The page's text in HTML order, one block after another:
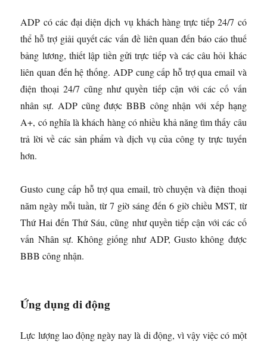
ADP có các đại diện dịch vụ khách hàng trực tiếp 24/7 có
thể hỗ trợ giải quyết các vấn đề liên quan đến báo cáo thuế
bảng lương, thiết lập tiền gửi trực tiếp và các câu hỏi khác
liên quan đến hệ thống. ADP cung cấp hỗ trợ qua email và
điện thoại 24/7 cũng như quyền tiếp cận với các cố vấn
nhân sự. ADP cũng được BBB công nhận với xếp hạng
A+, có nghĩa là khách hàng có nhiều khả năng tìm thấy câu
trả lời về các sản phẩm và dịch vụ của công ty trực tuyến
hơn.
Gusto cung cấp hỗ trợ qua email, trò chuyện và điện thoại
năm ngày mỗi tuần, từ 7 giờ sáng đến 6 giờ chiều MST, từ
Thứ Hai đến Thứ Sáu, cũng như quyền tiếp cận với các cố
vấn Nhân sự. Không giống như ADP, Gusto không được
BBB công nhận.
Ứng dụng di động
Lực lượng lao động ngày nay là di động, vì vậy việc có một